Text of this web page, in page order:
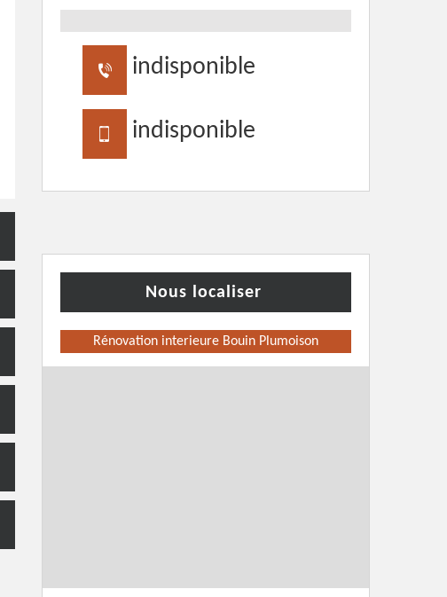
indisponible
indisponible
Nous localiser
Rénovation interieure Bouin Plumoison